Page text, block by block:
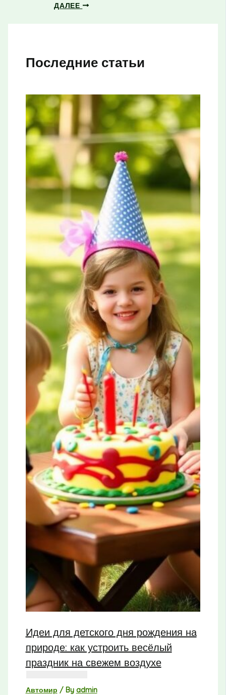
ДАЛЕЕ
Последние статьи
Идеи для детского дня рождения на
природе: как устроить весёлый
праздник на свежем воздухе
Автомир / By admin